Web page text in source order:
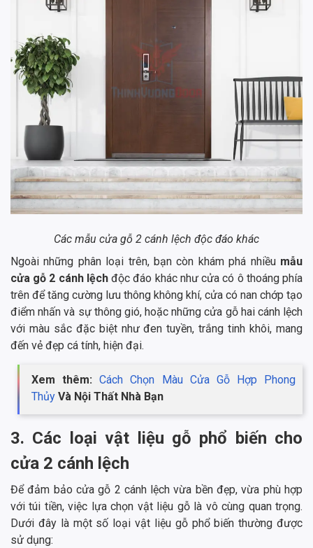
Các mẫu cửa gỗ 2 cánh lệch độc đáo khác
Ngoài những phân loại trên, bạn còn khám phá nhiều mẫu
cửa gỗ 2 cánh lệchđộc đáo khác như cửa có ô thoáng phía
trên để tăng cường lưu thông không khí, cửa có nan chớp tạo
điểm nhấn và sự thông gió, hoặc những cửa gỗ hai cánh lệch
với màu sắc đặc biệt như đen tuyền, trắng tinh khôi, mang
đến vẻ đẹp cá tính, hiện đại.
Xem thêm:Cách Chọn Màu Cửa Gỗ Hợp Phong
Thủy Và Nội Thất Nhà Bạn
3. Các loại vật liệu gỗ phổ biến cho
cửa 2 cánh lệch
Để đảm bảo cửa gỗ 2 cánh lệch vừa bền đẹp, vừa phù hợp
với túi tiền, việc lựa chọn vật liệu gỗ là vô cùng quan trọng.
Dưới đây là một số loại vật liệu gỗ phổ biến thường được
sử dụng: